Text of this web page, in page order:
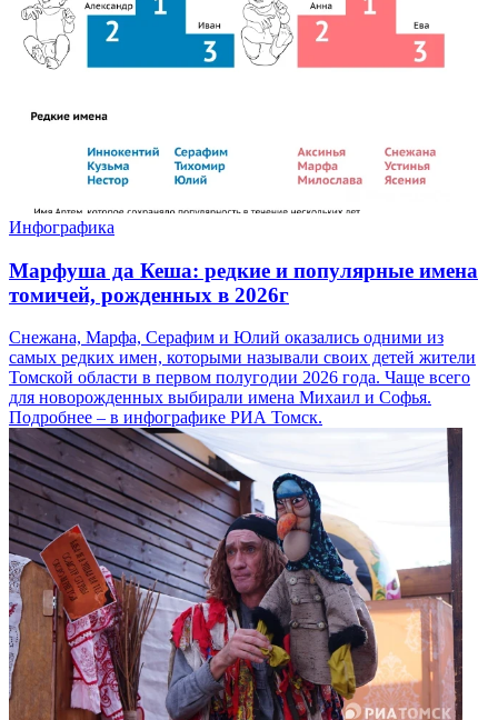
Инфографика
Марфуша да Кеша: редкие и популярные имена
томичей, рожденных в 2026г
Снежана, Марфа, Серафим и Юлий оказались одними из
самых редких имен, которыми называли своих детей жители
Томской области в первом полугодии 2026 года. Чаще всего
для новорожденных выбирали имена Михаил и Софья.
Подробнее – в инфографике РИА Томск.